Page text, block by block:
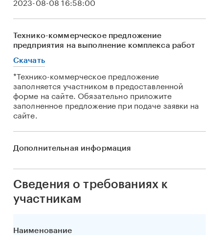
Технико-коммерческое предложение
предприятия на выполнение комплекса работ
Скачать
*Технико-коммерческое предложение
заполняется участником в предоставленной
форме на сайте. Обязательно приложите
заполненное предложение при подаче заявки на
сайте.
Дополнительная информация
Сведения о требованиях к
участникам
Наименование